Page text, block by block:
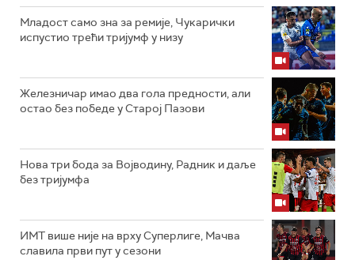
Младост само зна за ремије, Чукарички
испустио трећи тријумф у низу
Железничар имао два гола предности, али
остао без победе у Старој Пазови
Нова три бода за Војводину, Радник и даље
без тријумфа
ИМТ више није на врху Суперлиге, Мачва
славила први пут у сезони